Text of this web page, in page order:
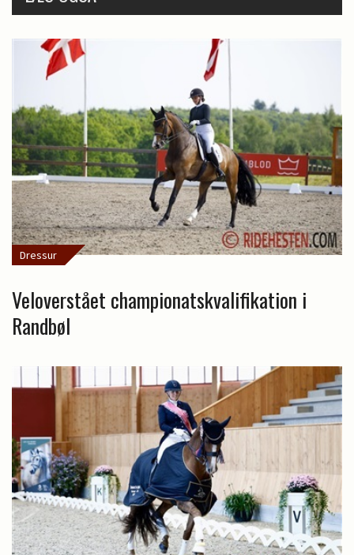
Dressur
Veloverstået championatskvalifikation i
Randbøl